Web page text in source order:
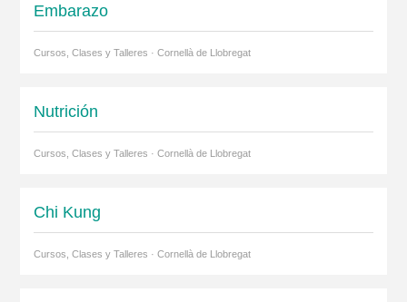
Embarazo
Cursos, Clases y Talleres · Cornellà de Llobregat
Nutrición
Cursos, Clases y Talleres · Cornellà de Llobregat
Chi Kung
Cursos, Clases y Talleres · Cornellà de Llobregat